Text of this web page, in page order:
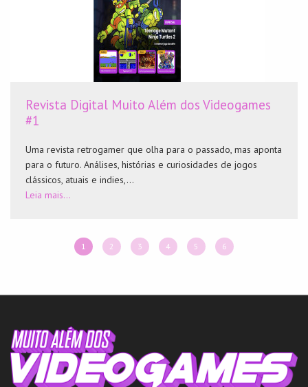
Revista Digital Muito Além dos Videogames
#1
Uma revista retrogamer que olha para o passado, mas aponta
para o futuro. Análises, histórias e curiosidades de jogos
clássicos, atuais e indies,...
Leia mais...
1 2 3 4 5 6